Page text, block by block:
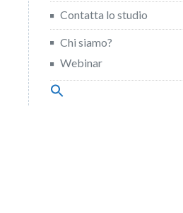
Contatta lo studio
Chi siamo?
Webinar